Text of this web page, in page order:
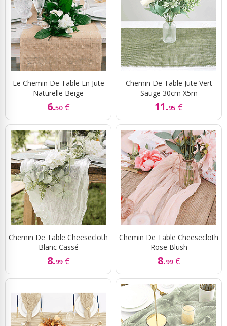
Le Chemin De Table En Jute
Naturelle Beige
6.50 €
Chemin De Table Jute Vert
Sauge 30cm X5m
11.95 €
Chemin De Table Cheesecloth
Blanc Cassé
8.99 €
Chemin De Table Cheesecloth
Rose Blush
8.99 €